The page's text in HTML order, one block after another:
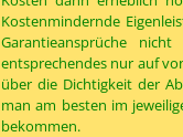
Kostenmindernde
Garantieansprüche
entsprechendes nur auf
über die Dichtigkeit der
man am besten im
bekommen.